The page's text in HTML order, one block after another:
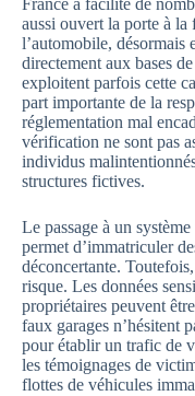
France a facilité de
aussi ouvert la porte à la
l’automobile, désormais
directement aux bases
exploitent parfois cette
part importante de la
réglementation mal
vérification ne sont pas
individus
structures fictives.
Le passage à un
permet d’immatriculer
déconcertante. Toutefois,
risque. Les données
propriétaires peuvent
faux garages n’hésitent
pour établir un trafic de
les témoignages de
flottes de véhicules